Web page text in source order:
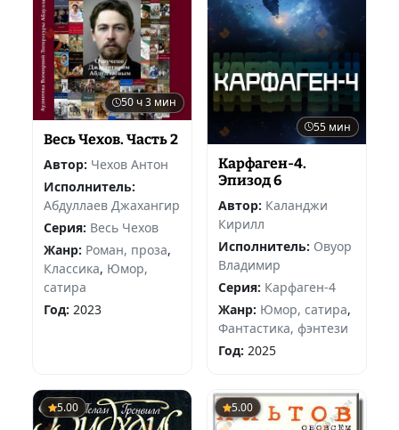
50 ч 3 мин
Весь Чехов. Часть 2
Автор: Чехов Антон
Исполнитель:
Абдуллаев Джахангир
Серия: Весь Чехов
Жанр: Роман, проза,
Классика, Юмор,
сатира
Год: 2023
55 мин
Карфаген-4.
Эпизод 6
Автор: Каланджи
Кирилл
Исполнитель: Овуор
Владимир
Серия: Карфаген-4
Жанр: Юмор, сатира,
Фантастика, фэнтези
Год: 2025
5.00 5.00